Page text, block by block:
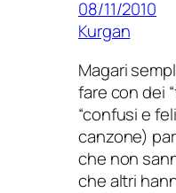
08/11/2010
Kurgan
Magari
fare con dei
“confusi e
canzone)
che non
che altri